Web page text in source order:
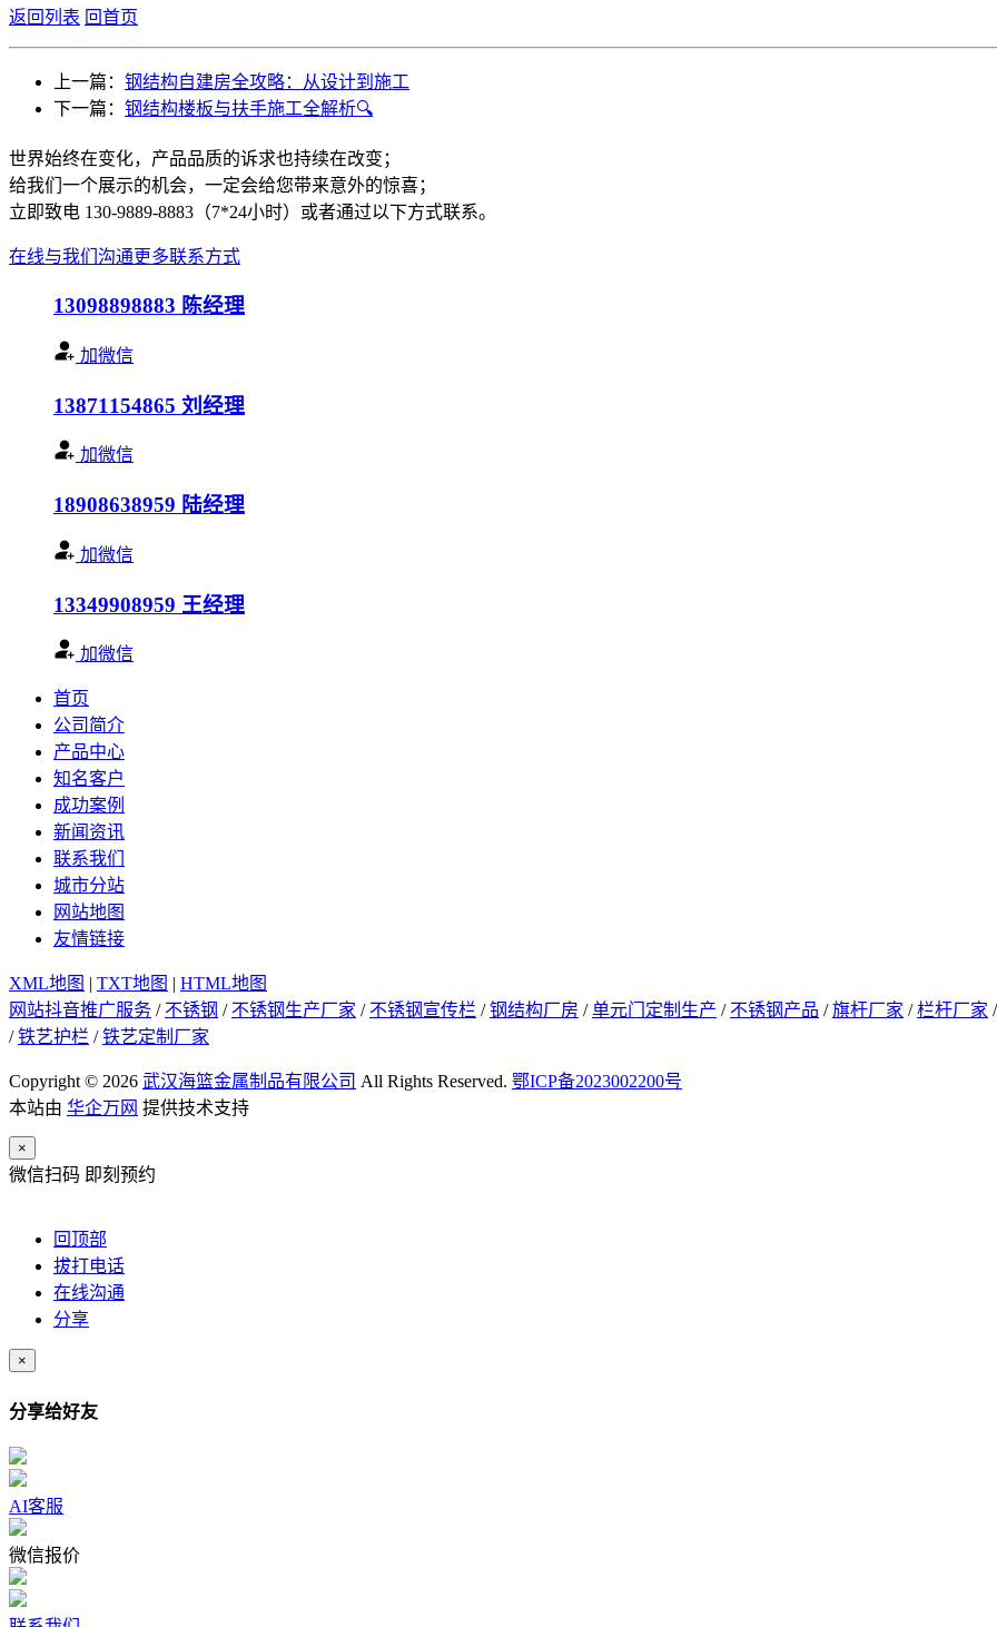
返回列表 回首页
上一篇： 钢结构自建房全攻略：从设计到施工
下一篇： 钢结构楼板与扶手施工全解析🔍
世界始终在变化，产品品质的诉求也持续在改变；
给我们一个展示的机会，一定会给您带来意外的惊喜；
立即致电 130-9889-8883（7*24小时）或者通过以下方式联系。
在线与我们沟通更多联系方式
13098898883 陈经理
加微信
13871154865 刘经理
加微信
18908638959 陆经理
加微信
13349908959 王经理
加微信
首页
公司简介
产品中心
知名客户
成功案例
新闻资讯
联系我们
城市分站
网站地图
友情链接
XML地图 | TXT地图 | HTML地图
网站抖音推广服务 / 不锈钢 / 不锈钢生产厂家 / 不锈钢宣传栏 /钢结构厂房 /单元门定制生产 / 不锈钢产品 /旗杆厂家 /栏杆厂家 /
/铁艺护栏 /铁艺定制厂家
Copyright © 2026 武汉海篮金属制品有限公司 All Rights Reserved. 鄂ICP备2023002200号
本站由 华企万网 提供技术支持
×
微信扫码 即刻预约
回顶部
拔打电话
在线沟通
分享
×
分享给好友
AI客服
微信报价